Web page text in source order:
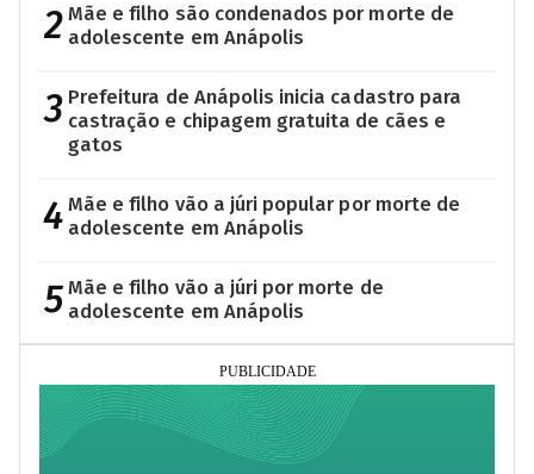
2 Mãe e filho são condenados por morte de
adolescente em Anápolis
3 Prefeitura de Anápolis inicia cadastro para
castração e chipagem gratuita de cães e
gatos
4 Mãe e filho vão a júri popular por morte de
adolescente em Anápolis
5 Mãe e filho vão a júri por morte de
adolescente em Anápolis